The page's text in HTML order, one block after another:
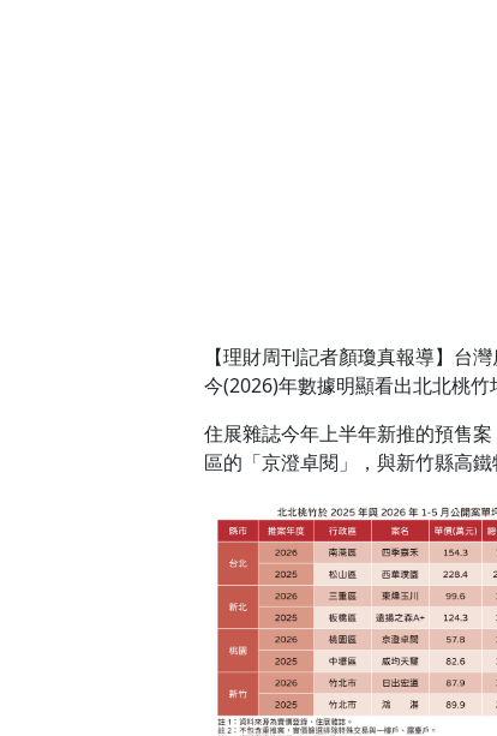
【理財周刊記者顏瓊真報導】台
今(2026)年數據明顯看出北北桃竹
住展雜誌今年上半年新推的預售
區的「京澄卓閱」，與新竹縣高